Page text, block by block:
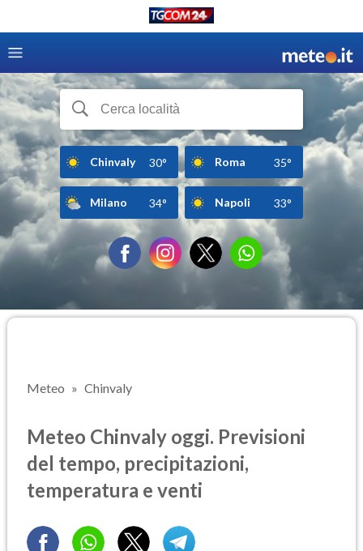
Chinvaly 30° Roma 35°
Milano 34° Napoli 33°
Meteo Chinvaly
Meteo Chinvaly oggi. Previsioni
del tempo, precipitazioni,
temperatura e venti